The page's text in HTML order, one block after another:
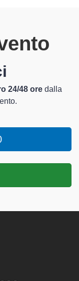
24/48 ore dalla